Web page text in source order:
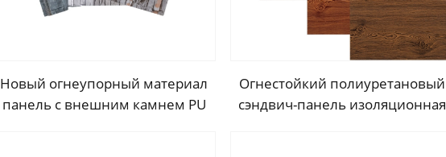
Новый огнеупорный материал
панель с внешним камнем PU
Огнестойкий полиуретановый
сэндвич-панель изоляционная